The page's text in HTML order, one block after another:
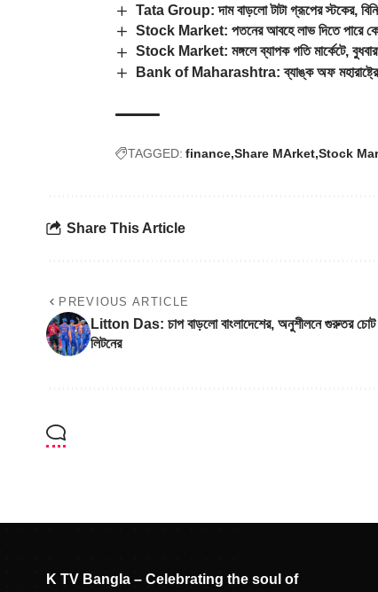
Tata Group: দাম বাড়লো টাটা গ্রূপের স্টকের,
Stock Market: পতনের আবহে লাভ দিতে পারে
Stock Market: মঙ্গলে ব্যাপক গতি মার্কেটে,
Bank of Maharashtra: ব্যাঙ্ক অফ মহারাষ্ট্রের
TAGGED: finance Share MArket Stock
Share This Article
PREVIOUS ARTICLE
Litton Das: চাপ বাড়লো বাংলাদেশের, অনুশীলনে গুরুতর চোট
লিটনের
K TV Bangla – Celebrating the soul of